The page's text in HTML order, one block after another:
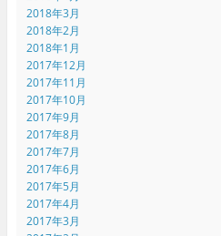
2018年3月
2018年2月
2018年1月
2017年12月
2017年11月
2017年10月
2017年9月
2017年8月
2017年7月
2017年6月
2017年5月
2017年4月
2017年3月